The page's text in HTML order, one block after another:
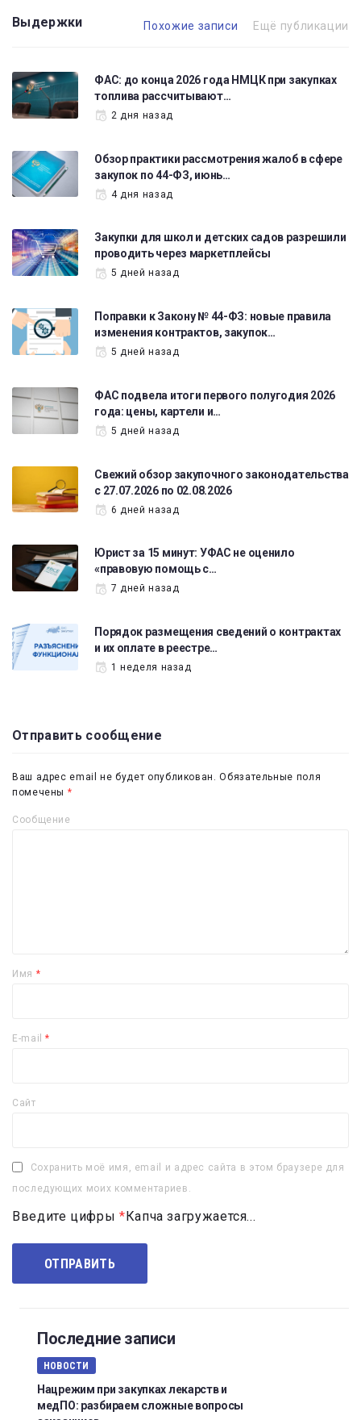
Выдержки Похожие записи Ещё публикации
ФАС: до конца 2026 года НМЦК при закупках
топлива рассчитывают…
2 дня назад
Обзор практики рассмотрения жалоб в сфере
закупок по 44-ФЗ, июнь…
4 дня назад
Закупки для школ и детских садов разрешили
проводить через маркетплейсы
5 дней назад
Поправки к Закону № 44-ФЗ: новые правила
изменения контрактов, закупок…
5 дней назад
ФАС подвела итоги первого полугодия 2026
года: цены, картели и…
5 дней назад
Свежий обзор закупочного законодательства
с 27.07.2026 по 02.08.2026
6 дней назад
Юрист за 15 минут: УФАС не оценило
«правовую помощь с…
7 дней назад
Порядок размещения сведений о контрактах
и их оплате в реестре…
1 неделя назад
Отправить сообщение
Ваш адрес email не будет опубликован.
Обязательные поля
помечены *
Сообщение
Имя *
E-mail*
Сайт
Сохранить моё имя, email и адрес сайта в этом браузере для
последующих моих комментариев.
Введите цифры *Капча загружается...
Последние записи
НОВОСТИ
Нацрежим при закупках лекарств и
медПО: разбираем сложные вопросы